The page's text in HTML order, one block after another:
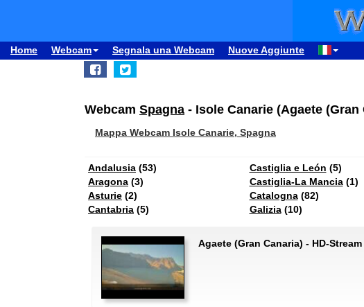
Home Webcam Segnala una Webcam Nuove Aggiunte
Webcam Spagna - Isole Canarie (Agaete
Mappa Webcam Isole Canarie, Spagna
Andalusia (53)
Aragona (3)
Asturie (2)
Cantabria (5)
Castiglia e León (5)
Castiglia-La Mancia(1)
Catalogna(82)
Galizia(10)
Agaete (Gran Canaria) - HD-